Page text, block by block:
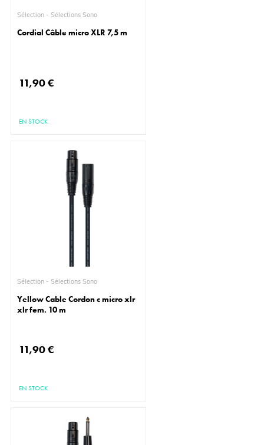
Sélection - Sélections Sono
Cordial Câble micro XLR 7,5 m
11,90 €
EN STOCK
Sélection - Sélections Sono
Yellow Cable Cordon c micro xlr
xlr fem. 10 m
11,90 €
EN STOCK